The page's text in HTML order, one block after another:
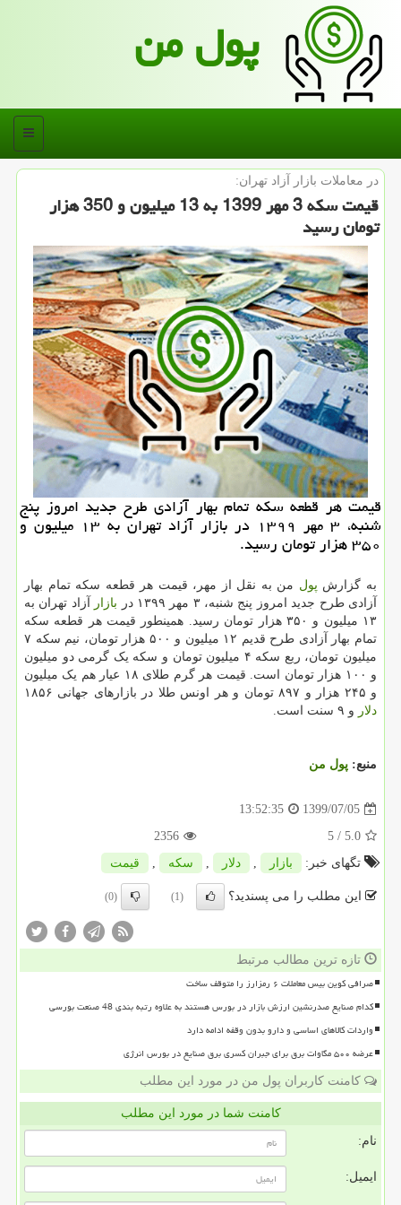
پول من
منو
در معاملات بازار آزاد تهران:
قیمت سكه 3 مهر 1399 به 13 میلیون و 350 هزار
تومان رسید
قیمت هر قطعه سكه تمام بهار آزادی طرح جدید امروز پنج
شنبه، ۳ مهر ۱۳۹۹ در بازار آزاد تهران به ۱۳ میلیون و
۳۵۰ هزار تومان رسید.
به گزارش پول من به نقل از مهر، قیمت هر قطعه سکه تمام بهار
آزادی طرح جدید امروز پنج شنبه، ۳ مهر ۱۳۹۹ در
بازار آزاد تهران به
۱۳ میلیون و ۳۵۰ هزار تومان رسید. همینطور قیمت هر قطعه سکه
تمام بهار آزادی طرح قدیم ۱۲ میلیون و ۵۰۰ هزار تومان، نیم سکه ۷
میلیون تومان، ربع سکه ۴ میلیون تومان و سکه یک گرمی دو میلیون
و ۱۰۰ هزار تومان است. قیمت هر گرم طلای ۱۸ عیار هم یک میلیون
و ۲۴۵ هزار و ۸۹۷ تومان و هر اونس طلا در بازارهای جهانی ۱۸۵۶
دلار و ۹ سنت است.
منبع: پول من
1399/07/05
13:52:35
5.0
/ 5
2356
تگهای خبر:
بازار , دلار , سكه , قیمت
این مطلب را می پسندید؟ (1)
(0)
تازه ترین مطالب مرتبط
صرافی کوین بیس معاملات ۶ رمزارز را متوقف ساخت
کدام صنایع صدرنشین ارزش بازار در بورس هستند به علاوه رتبه بندی 48 صنعت بورسی
واردات کالاهای اساسی و دارو بدون وقفه ادامه دارد
عرضه ۵۰۰ مگاوات برق برای جبران کسری برق صنایع در بورس انرژی
کامنت کاربران پول من در مورد این مطلب
کامنت شما در مورد این مطلب
نام:
ایمیل: